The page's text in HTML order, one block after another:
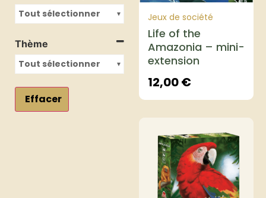
Tout sélectionner
Thème
Tout sélectionner
Effacer
Jeux de société
Life of the
Amazonia – mini-
extension
12,00€